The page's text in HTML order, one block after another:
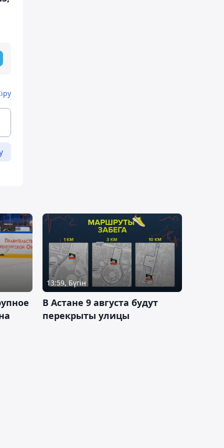
13:59, Бүгін
В Астане 9 августа будут
перекрыты улицы